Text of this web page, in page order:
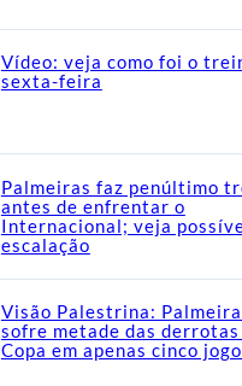
Vídeo: veja como foi o
sexta-feira
Palmeiras faz penúltimo
antes de enfrentar o
Internacional; veja
escalação
Visão Palestrina:
sofre metade das
Copa em apenas cinco